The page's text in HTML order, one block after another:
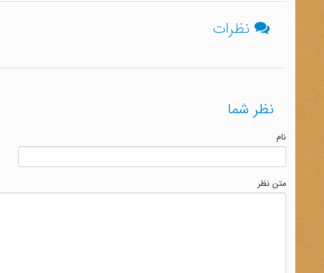
نظرات
نظر شما
نام
متن نظر